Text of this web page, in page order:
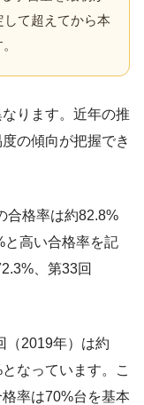
して超えてから本
ります。近年の推
の傾向が把握でき
合格率は約82.8%
と高い合格率を記
、第33回
（2019年）は約
なっています。こ
率は70%台を基本